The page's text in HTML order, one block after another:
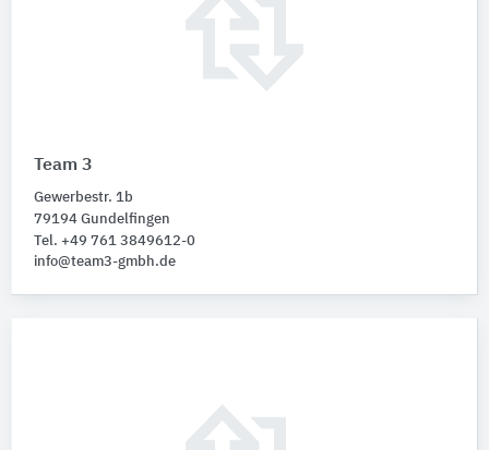
Team 3
Gewerbestr. 1b
79194 Gundelfingen
Tel. +49 761 3849612-0
info@team3-gmbh.de